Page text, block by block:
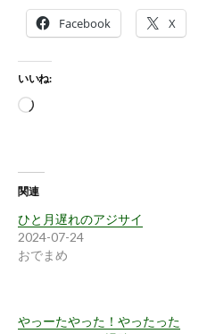
Facebook X
いいね:
読
関連
ひと月遅れのアジサイ
2024-07-24
おでまめ
やっーたやった！やったった